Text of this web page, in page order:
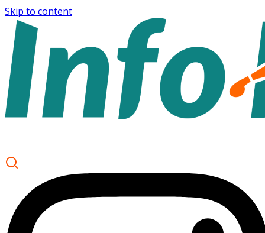
Skip to content